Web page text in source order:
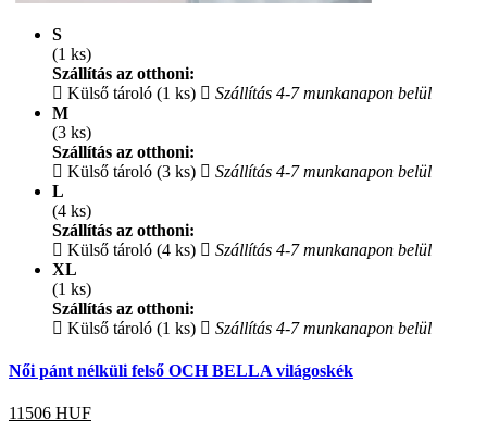
S
(1 ks)
Szállítás az otthoni:
Külső tároló (1 ks)
Szállítás 4-7 munkanapon belül
M
(3 ks)
Szállítás az otthoni:
Külső tároló (3 ks)
Szállítás 4-7 munkanapon belül
L
(4 ks)
Szállítás az otthoni:
Külső tároló (4 ks)
Szállítás 4-7 munkanapon belül
XL
(1 ks)
Szállítás az otthoni:
Külső tároló (1 ks)
Szállítás 4-7 munkanapon belül
Női pánt nélküli felső OCH BELLA világoskék
11506 HUF